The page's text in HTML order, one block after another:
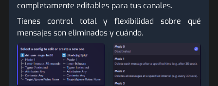
completamente editables para tus canales.
Tienes control total y flexibilidad sobre qué
mensajes son eliminados y cuándo.